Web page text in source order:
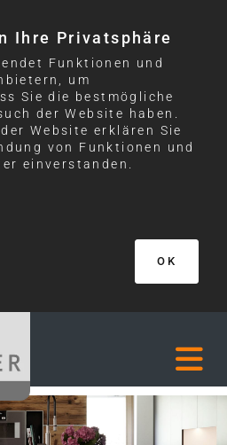
Ihre Privatsphäre
Funktionen und
um
Sie die bestmögliche
der Website haben.
Website erklären Sie
von Funktionen und
einverstanden.
OK